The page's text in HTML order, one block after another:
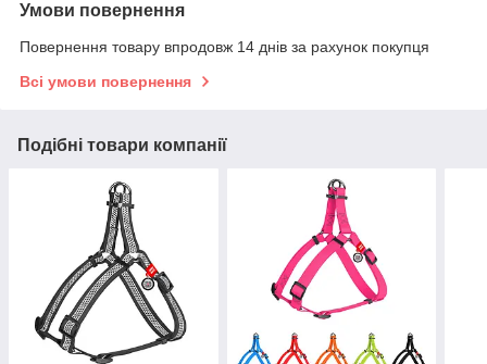
Умови повернення
Повернення товару впродовж 14 днів за рахунок покупця
Всі умови повернення
Подібні товари компанії